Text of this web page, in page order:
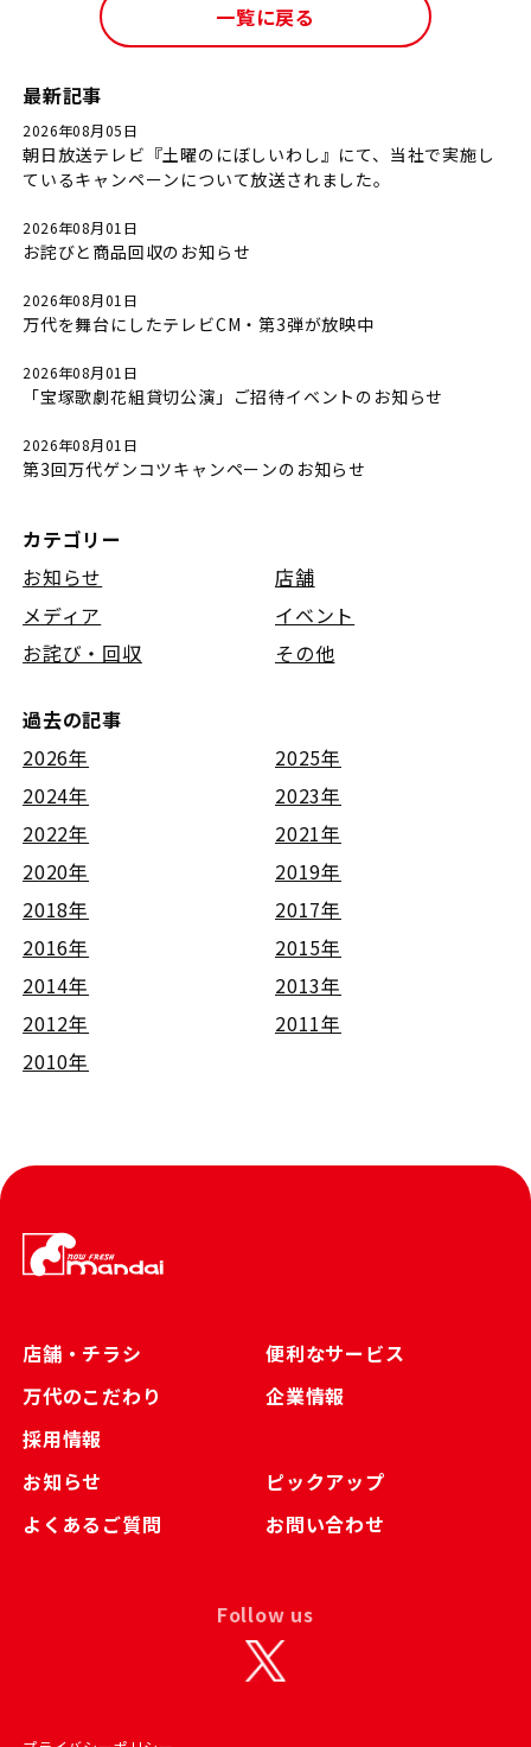
一覧に戻る
最新記事
2026年08月05日
朝日放送テレビ『土曜のにぼしいわし』にて、当社で実施し
ているキャンペーンについて放送されました。
2026年08月01日
お詫びと商品回収のお知らせ
2026年08月01日
万代を舞台にしたテレビCM・第3弾が放映中
2026年08月01日
「宝塚歌劇花組貸切公演」ご招待イベントのお知らせ
2026年08月01日
第3回万代ゲンコツキャンペーンのお知らせ
カテゴリー
お知らせ
店舗
メディア
イベント
お詫び・回収
その他
過去の記事
2026年
2025年
2024年
2023年
2022年
2021年
2020年
2019年
2018年
2017年
2016年
2015年
2014年
2013年
2012年
2011年
2010年
店舗・チラシ
便利なサービス
万代のこだわり
企業情報
採用情報
お知らせ
ピックアップ
よくあるご質問
お問い合わせ
Follow us